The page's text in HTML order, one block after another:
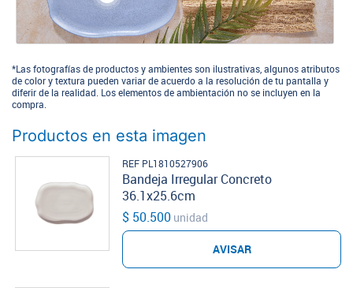
*Las fotografías de productos y ambientes son ilustrativas, algunos atributos
de color y textura pueden variar de acuerdo a la resolución de tu pantalla y
diferir de la realidad. Los elementos de ambientación no se incluyen en la
compra.
Productos en esta imagen
REF PL1810527906
Bandeja Irregular Concreto
36.1x25.6cm
$ 50.500 unidad
AVISAR